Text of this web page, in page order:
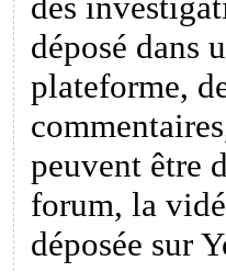
déposé dans
plateforme,
peuvent être
forum, la
déposée sur